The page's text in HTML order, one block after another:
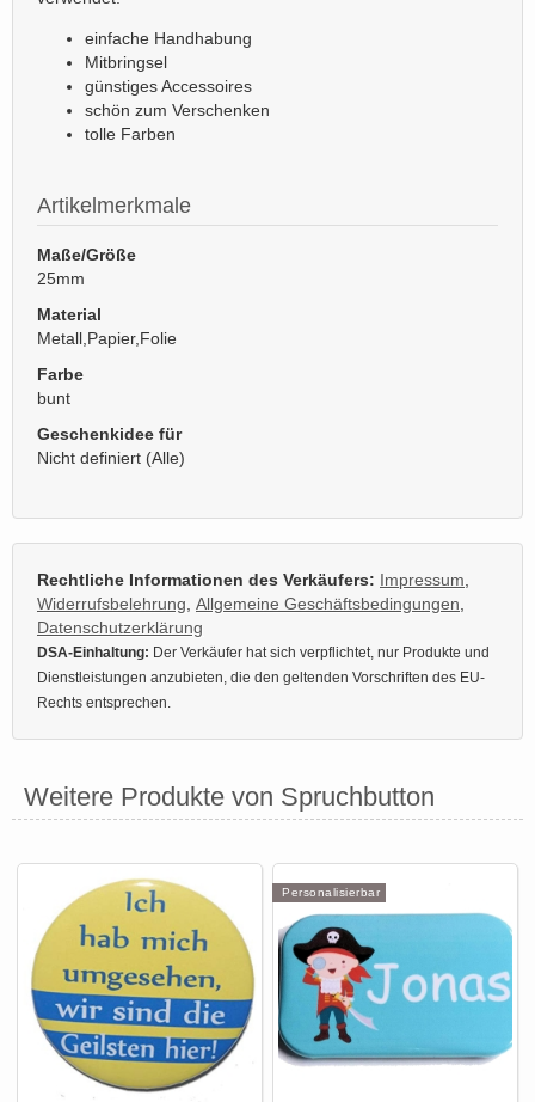
einfache Handhabung
Mitbringsel
günstiges Accessoires
schön zum Verschenken
tolle Farben
Artikelmerkmale
Maße/Größe
25mm
Material
Metall,Papier,Folie
Farbe
bunt
Geschenkidee für
Nicht definiert (Alle)
Rechtliche Informationen des Verkäufers: Impressum
Widerrufsbelehrung Allgemeine Geschäftsbedingungen
Datenschutzerklärung
DSA-Einhaltung: Der Verkäufer hat sich verpflichtet, nur Produkte und
Dienstleistungen anzubieten, die den geltenden Vorschriften des EU-
Rechts entsprechen.
Weitere Produkte von Spruchbutton
Personalisierbar